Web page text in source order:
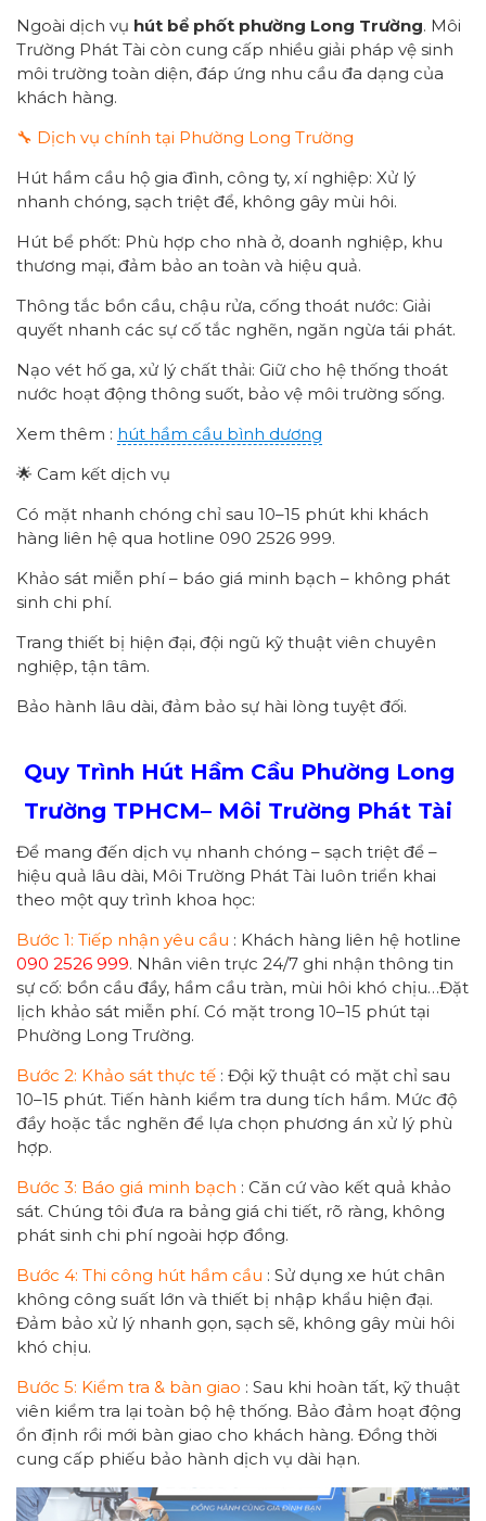
Ngoài dịch vụ hút bể phốt phường Long Trường. Môi
Trường Phát Tài còn cung cấp nhiều giải pháp vệ sinh
môi trường toàn diện, đáp ứng nhu cầu đa dạng của
khách hàng.
🔧 Dịch vụ chính tại Phường Long Trường
Hút hầm cầu hộ gia đình, công ty, xí nghiệp: Xử lý
nhanh chóng, sạch triệt để, không gây mùi hôi.
Hút bể phốt: Phù hợp cho nhà ở, doanh nghiệp, khu
thương mại, đảm bảo an toàn và hiệu quả.
Thông tắc bồn cầu, chậu rửa, cống thoát nước: Giải
quyết nhanh các sự cố tắc nghẽn, ngăn ngừa tái phát.
Nạo vét hố ga, xử lý chất thải: Giữ cho hệ thống thoát
nước hoạt động thông suốt, bảo vệ môi trường sống.
Xem thêm : hút hầm cầu bình dương
🌟 Cam kết dịch vụ
Có mặt nhanh chóng chỉ sau 10–15 phút khi khách
hàng liên hệ qua hotline 090 2526 999.
Khảo sát miễn phí – báo giá minh bạch – không phát
sinh chi phí.
Trang thiết bị hiện đại, đội ngũ kỹ thuật viên chuyên
nghiệp, tận tâm.
Bảo hành lâu dài, đảm bảo sự hài lòng tuyệt đối.
Quy Trình Hút Hầm Cầu Phường Long
Trường TPHCM– Môi Trường Phát Tài
Để mang đến dịch vụ nhanh chóng – sạch triệt để –
hiệu quả lâu dài, Môi Trường Phát Tài luôn triển khai
theo một quy trình khoa học:
Bước 1: Tiếp nhận yêu cầu : Khách hàng liên hệ hotline
090 2526 999. Nhân viên trực 24/7 ghi nhận thông tin
sự cố: bồn cầu đầy, hầm cầu tràn, mùi hôi khó chịu…Đặt
lịch khảo sát miễn phí. Có mặt trong 10–15 phút tại
Phường Long Trường.
Bước 2: Khảo sát thực tế : Đội kỹ thuật có mặt chỉ sau
10–15 phút. Tiến hành kiểm tra dung tích hầm. Mức độ
đầy hoặc tắc nghẽn để lựa chọn phương án xử lý phù
hợp.
Bước 3: Báo giá minh bạch : Căn cứ vào kết quả khảo
sát. Chúng tôi đưa ra bảng giá chi tiết, rõ ràng, không
phát sinh chi phí ngoài hợp đồng.
Bước 4: Thi công hút hầm cầu : Sử dụng xe hút chân
không công suất lớn và thiết bị nhập khẩu hiện đại.
Đảm bảo xử lý nhanh gọn, sạch sẽ, không gây mùi hôi
khó chịu.
Bước 5: Kiểm tra & bàn giao : Sau khi hoàn tất, kỹ thuật
viên kiểm tra lại toàn bộ hệ thống. Bảo đảm hoạt động
ổn định rồi mới bàn giao cho khách hàng. Đồng thời
cung cấp phiếu bảo hành dịch vụ dài hạn.